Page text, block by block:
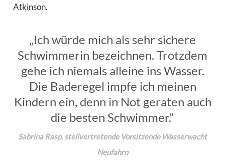
Atkinson.
„Ich würde mich als sehr sichere
Schwimmerin bezeichnen. Trotzdem
gehe ich niemals alleine ins Wasser.
Die Baderegel impfe ich meinen
Kindern ein, denn in Not geraten auch
die besten Schwimmer.“
Sabrina Rasp, stellvertretende Vorsitzende Wasserwacht
Neufahrn